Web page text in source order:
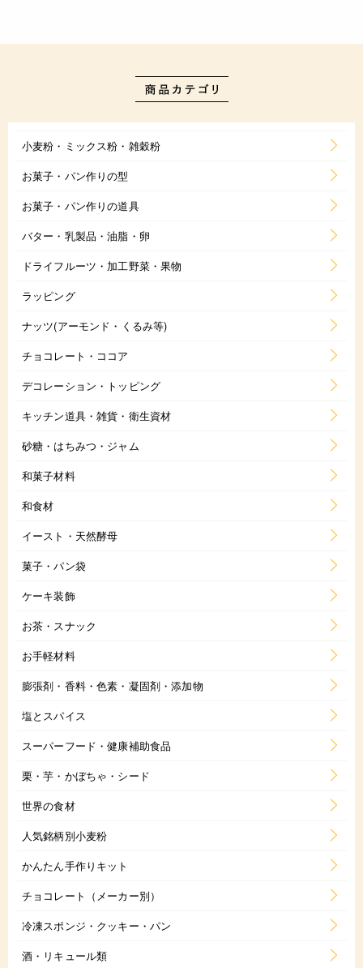
小麦粉・ミックス粉・雑穀粉
お菓子・パン作りの型
お菓子・パン作りの道具
バター・乳製品・油脂・卵
ドライフルーツ・加工野菜・果物
ラッピング
ナッツ(アーモンド・くるみ等)
チョコレート・ココア
デコレーション・トッピング
キッチン道具・雑貨・衛生資材
砂糖・はちみつ・ジャム
和菓子材料
和食材
イースト・天然酵母
菓子・パン袋
ケーキ装飾
お茶・スナック
お手軽材料
膨張剤・香料・色素・凝固剤・添加物
塩とスパイス
スーパーフード・健康補助食品
栗・芋・かぼちゃ・シード
世界の食材
人気銘柄別小麦粉
かんたん手作りキット
チョコレート（メーカー別）
冷凍スポンジ・クッキー・パン
酒・リキュール類